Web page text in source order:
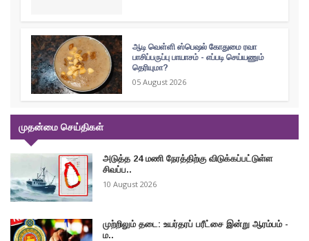
ஆடி வெள்ளி ஸ்பெஷல் கோதுமை ரவா
பாசிப்பருப்பு பாயாசம் - எப்படி செய்யணும்
தெரியுமா?
05 August 2026
முதன்மை செய்திகள்
அடுத்த 24 மணி நேரத்திற்கு விடுக்கப்பட்டுள்ள
சிவப்ப..
10 August 2026
முற்றிலும் தடை: உயர்தரப் பரீட்சை இன்று ஆரம்பம் -
ம..